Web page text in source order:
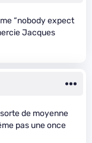
“nobody expect
Jacques
de moyenne
pas une once